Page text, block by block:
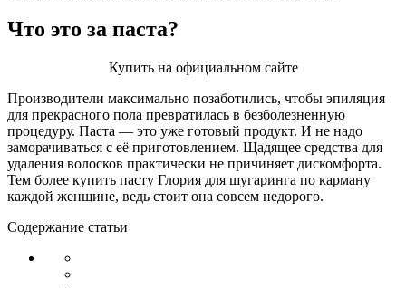
Что это за паста?
Купить на официальном сайте
Производители максимально позаботились, чтобы эпиляция
для прекрасного пола превратилась в безболезненную
процедуру. Паста — это уже готовый продукт. И не надо
заморачиваться с её приготовлением. Щадящее средства для
удаления волосков практически не причиняет дискомфорта.
Тем более купить пасту Глория для шугаринга по карману
каждой женщине, ведь стоит она совсем недорого.
Содержание статьи